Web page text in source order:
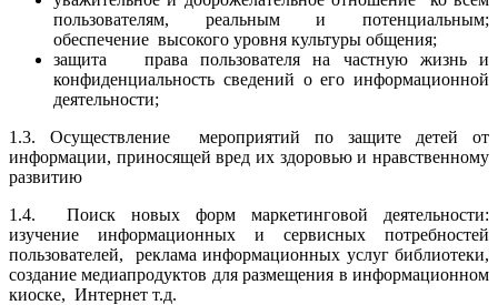
пользователям, реальным и потенциальным;
обеспечение высокого уровня культуры общения;
защита права пользователя на частную жизнь и
конфиденциальность сведений о его информационной
деятельности;
1.3. Осуществление мероприятий по защите детей от
информации, приносящей вред их здоровью и нравственному
развитию
1.4. Поиск новых форм маркетинговой деятельности:
изучение информационных и сервисных потребностей
пользователей, реклама информационных услуг библиотеки,
создание медиапродуктов для размещения в информационном
киоске, Интернет т.д.